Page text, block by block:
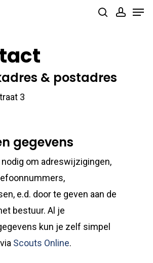
& postadres
3
gegevens
om adreswijzigingen,
e.d. door te geven aan de
bestuur. Al je
kun je zelf simpel
Scouts Online.